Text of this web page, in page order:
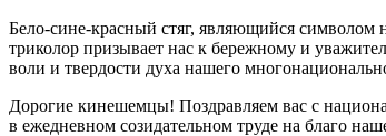
Бело-сине-красный стяг, являющийся символом
триколор призывает нас к бережному и
воли и твердости духа нашего
Дорогие кинешемцы! Поздравляем вас с
в ежедневном созидательном труде на благо